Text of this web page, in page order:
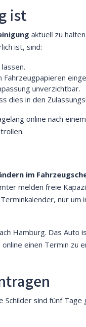
ist
aktuell zu
ist, sind:
Fahrzeugpapieren
unverzichtbar.
dies in den
online nach
im
melden freie
nur
Hamburg. Das
einen Termin zu
Schilder sind fünf